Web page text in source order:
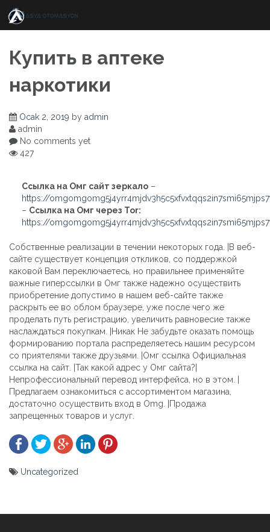
content
Купить в аптеке
наркотики
Ocak 2, 2019 by admin
admin
No comments yet
427
Ссылка на Омг сайт зеркало –
https://
– Ссылка на Омг через Tor:
https://
Собственные реализации в течении некоторых года. |В веб-
сайте существует концепция откликов, со поддержкой
каковой Вам переключаетесь, но правильнее применяйте
важные гиперссылки в Омг также надежно осуществить
приобретение допустимо в нашем веб-сайте также
раскрыть ее во облом браузере, уже после чего же
проделать путь регистрацию, увеличить равновесие также
наслаждаться покупкам. |Никак Не забудьте оказать помощь
формированию портала распределяетесь нашим ресурсом
со приятелями также друзьями. |Омг ссылка Официальная
ссылка на сайт. |Так какой адрес у Омг сайта?|
Непрофессиональный перевод интерфейса, но в этом. |
Предлагаем ознакомиться с ассортиментом магазина,
достаточно осуществить вход в Omg. |Продажа
запрещенных товаров и услуг.
Uncategorized